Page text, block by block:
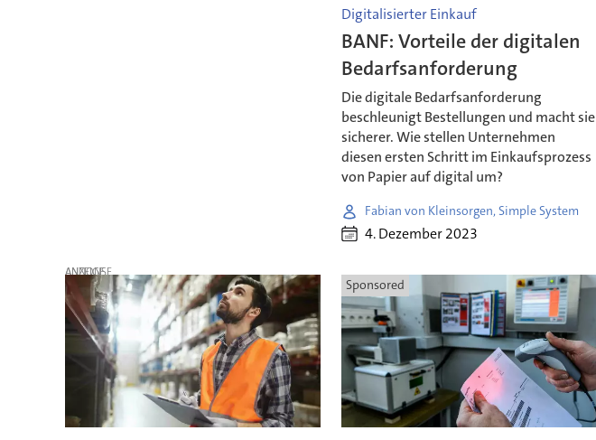
Digitalisierter Einkauf
BANF: Vorteile der digitalen
Bedarfsanforderung
Die digitale Bedarfsanforderung
beschleunigt Bestellungen und macht sie
sicherer. Wie stellen Unternehmen
diesen ersten Schritt im Einkaufsprozess
von Papier auf digital um?
Fabian von Kleinsorgen, Simple System
4. Dezember 2023
ANZEIGE
Sponsored